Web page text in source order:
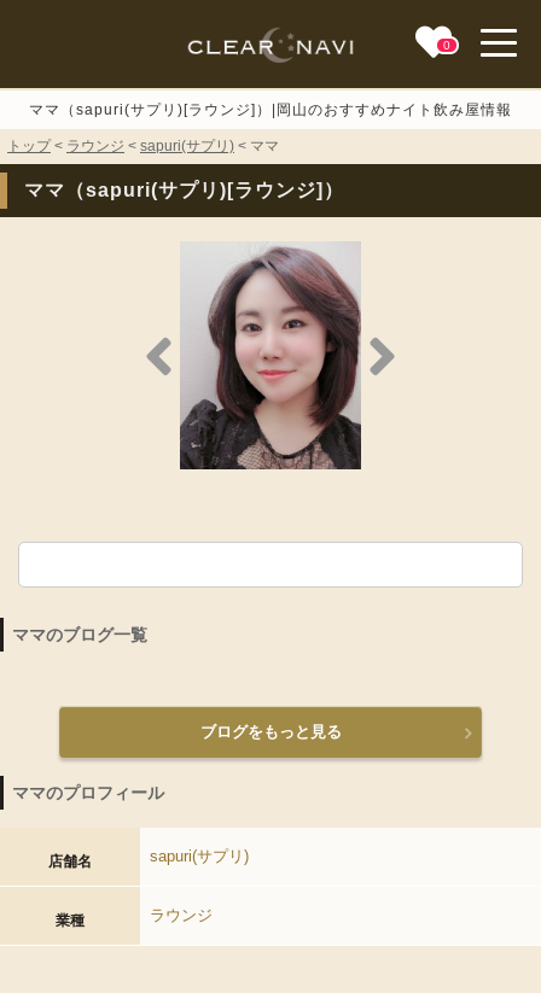
0
toggle
ママ（sapuri(サプリ)[ラウンジ]）|岡山のおすすめナイト飲み屋情報
トップ< ラウンジ < sapuri(サプリ) < ママ
ママ（sapuri(サプリ)[ラウンジ]）
ママのブログ一覧
ブログをもっと見る
ママのプロフィール
店舗名 sapuri(サプリ)
業種 ラウンジ